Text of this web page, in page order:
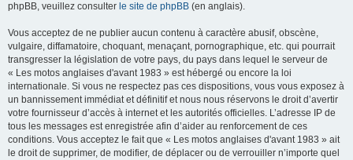
phpBB, veuillez consulter le site de phpBB (en anglais).
Vous acceptez de ne publier aucun contenu à caractère abusif, obscène,
vulgaire, diffamatoire, choquant, menaçant, pornographique, etc. qui pourrait
transgresser la législation de votre pays, du pays dans lequel le serveur de
« Les motos anglaises d'avant 1983 » est hébergé ou encore la loi
internationale. Si vous ne respectez pas ces dispositions, vous vous exposez à
un bannissement immédiat et définitif et nous nous réservons le droit d’avertir
votre fournisseur d’accès à internet et les autorités officielles. L’adresse IP de
tous les messages est enregistrée afin d’aider au renforcement de ces
conditions. Vous acceptez le fait que « Les motos anglaises d'avant 1983 » ait
le droit de supprimer, de modifier, de déplacer ou de verrouiller n’importe quel